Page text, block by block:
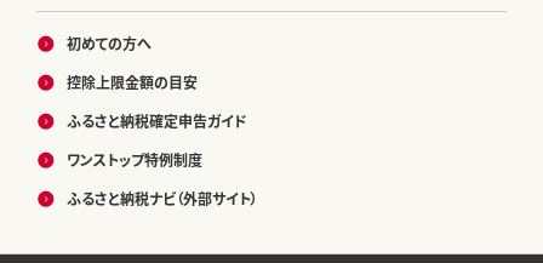
初めての方へ
控除上限金額の目安
ふるさと納税確定申告ガイド
ワンストップ特例制度
ふるさと納税ナビ（外部サイト）